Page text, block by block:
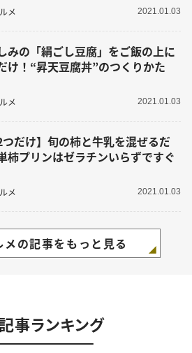
メ 2021.01.03
みの「絹ごし豆腐」をご飯の上に
け！“昇天豆腐丼”のつくりかた
メ 2021.01.03
つだけ】旬の柿と牛乳を混ぜるだ
柿プリンはゼラチンいらずですぐ
メ 2021.01.03
の記事をもっと見る
事ランキング